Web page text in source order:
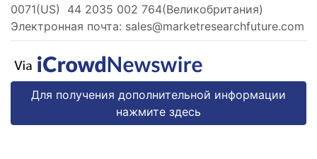
0071(US) 44 2035 002 764(Великобритания)
Электронная почта: sales@marketresearchfuture.com
Для получения дополнительной информации
нажмите здесь